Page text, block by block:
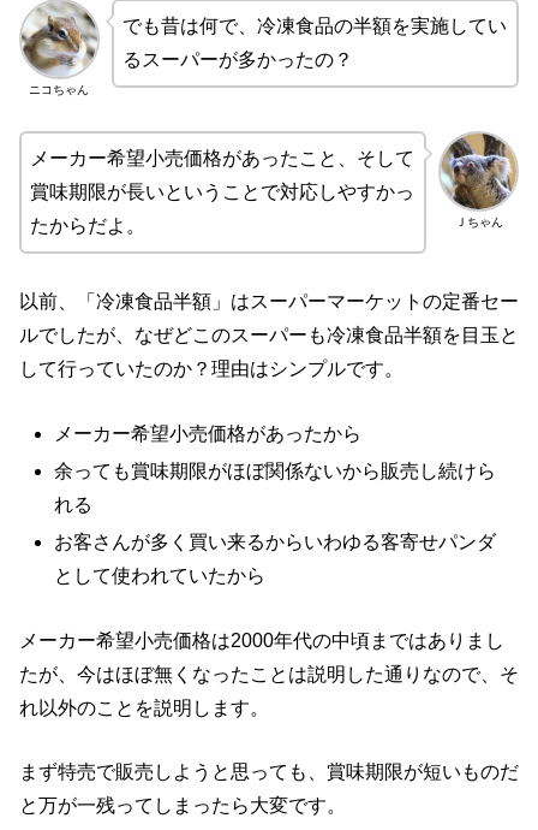
ニコちゃん
でも昔は何で、冷凍食品の半額を実施してい
るスーパーが多かったの？
Ｊちゃん
メーカー希望小売価格があったこと、そして
賞味期限が長いということで対応しやすかっ
たからだよ。
以前、「冷凍食品半額」はスーパーマーケットの定番セー
ルでしたが、なぜどこのスーパーも冷凍食品半額を目玉と
して行っていたのか？理由はシンプルです。
メーカー希望小売価格があったから
余っても賞味期限がほぼ関係ないから販売し続けら
れる
お客さんが多く買い来るからいわゆる客寄せパンダ
として使われていたから
メーカー希望小売価格は2000年代の中頃まではありまし
たが、今はほぼ無くなったことは説明した通りなので、そ
れ以外のことを説明します。
まず特売で販売しようと思っても、賞味期限が短いものだ
と万が一残ってしまったら大変です。